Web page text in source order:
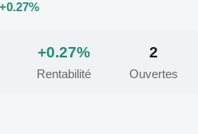
+0.27%
+0.27%
Rentabilité
2
Ouvertes